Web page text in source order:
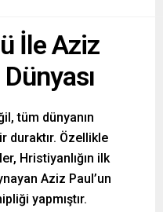
İle Aziz
tüm dünyanın
duraktır. Özellikle
Hristiyanlığın ilk
Aziz Paul’un
yapmıştır.